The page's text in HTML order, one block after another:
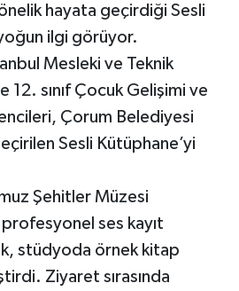
hayata geçirdiği Sesli
ilgi görüyor.
Mesleki ve Teknik
12. sınıf Çocuk Gelişimi ve
Çorum Belediyesi
Sesli Kütüphane’yi
Şehitler Müzesi
ses kayıt
stüdyoda örnek kitap
Ziyaret sırasında